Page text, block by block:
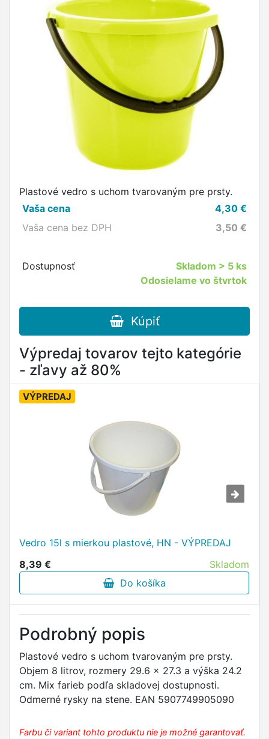
Plastové vedro s uchom tvarovaným pre prsty.
Vaša cena
4,30 €
Vaša cena bez DPH
3,50 €
Dostupnosť Skladom > 5 ks
Odosielame vo štvrtok
Kúpiť
Výpredaj tovarov tejto kategórie
- zľavy až 80%
VÝPREDAJ
Vedro 15l s mierkou plastové, HN - VÝPREDAJ
8,39 €
Skladom
Do košíka
Podrobný popis
Plastové vedro s uchom tvarovaným pre prsty.
Objem 8 litrov, rozmery 29.6 x 27.3 a výška 24.2
cm. Mix farieb podľa skladovej dostupnosti.
Odmerné rysky na stene. EAN 5907749905090
Farbu či variant tohto produktu nie je možné garantovať.